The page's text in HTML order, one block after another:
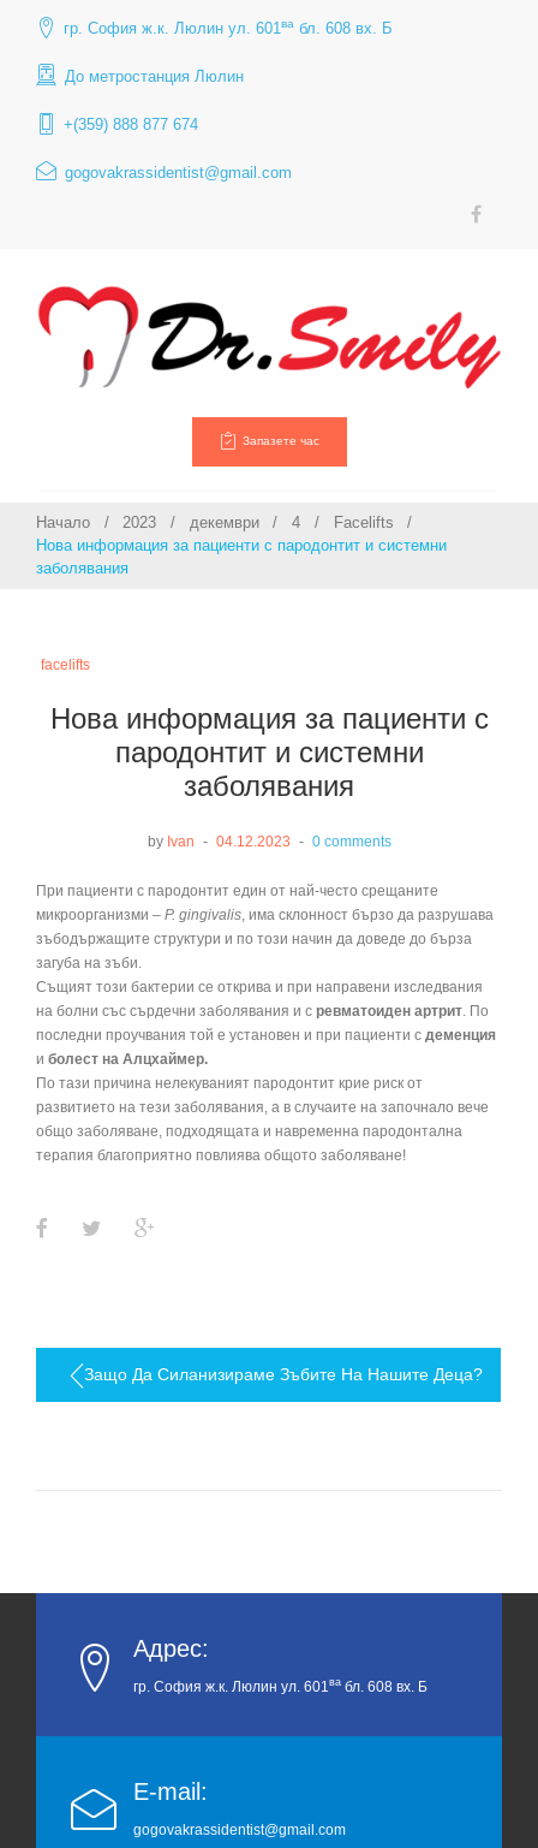
гр. София ж.к. Люлин ул. 601ва бл. 608 вх. Б
До метростанция Люлин
+(359) 888 877 674
gogovakrassidentist@gmail.com
Запазете час
Начало / 2023 / декември / 4 / Facelifts
/
Нова информация за пациенти с пародонтит и системни
заболявания
facelifts
Нова информация за пациенти с
пародонтит и системни
заболявания
by Ivan 04.12.2023 0 comments
При пациенти с пародонтит един от най-често срещаните
микроорганизми – P. gingivalis, има склонност бързо да разрушава
зъбодържащите структури и по този начин да доведе до бърза
загуба на зъби.
Същият този бактерии се открива и при направени изследвания
на болни със сърдечни заболявания и с ревматоиден артрит. По
последни проучвания той е установен и при пациенти с деменция
и болест на Алцхаймер.
По тази причина нелекуваният пародонтит крие риск от
развитието на тези заболявания, а в случаите на започнало вече
общо заболяване, подходящата и навременна пародонтална
терапия благоприятно повлиява общото заболяване!
Facebook
TwitterGoogle+
Навигация
Защо Да Силанизираме Зъбите На Нашите Деца?
Адрес:
гр. София ж.к. Люлин ул. 601ва бл. 608 вх. Б
E-mail:
gogovakrassidentist@gmail.com